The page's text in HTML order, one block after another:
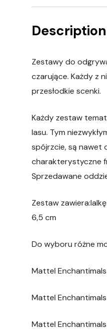
Description
Zestawy do
czarujące. Każdy z
przesłodkie scenki.
Każdy zestaw
lasu. Tym
spójrzcie, są nawet
charakterystyczne
Sprzedawane
Zestaw
6,5 cm
Do wyboru różne
Mattel
Mattel Enchantimals
Mattel